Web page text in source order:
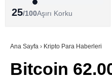
ALTCOİN HABERLERİ
SÖZLÜK
25/100Aşırı Korku
Ana Sayfa › Kripto Para Haberleri
Bitcoin